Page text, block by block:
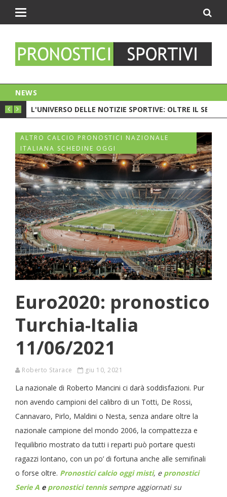
Toggle
NEWS
C'È LA CRISI?
L'UNIVERSO DELLE NOTIZIE SPORTIVE: OLTRE IL
ALTRO CALCIO PRONOSTICI NAZIONALE
ITALIANA SCHEDINE OGGI
Euro2020: pronostico
Turchia-Italia
11/06/2021
Roberto Starace giu 10, 2021
La nazionale di Roberto Mancini ci darà soddisfazioni. Pur
non avendo campioni del calibro di un Totti, De Rossi,
Cannavaro, Pirlo, Maldini o Nesta, senza andare oltre la
nazionale campione del mondo 2006, la compattezza e
l’equilibrio mostrato da tutti i reparti può portare questi
ragazzi lontano, con un po’ di fortuna anche alle semifinali
o forse oltre. Pronostici calcio oggi misti, e pronostici
Serie A e pronostici tennis sempre aggiornati su